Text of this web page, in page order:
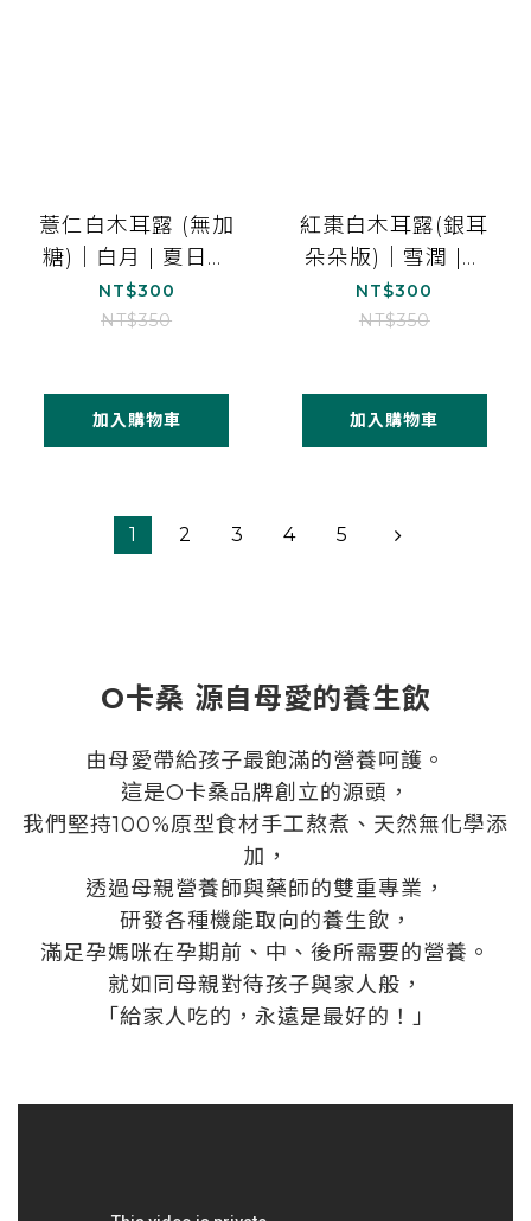
薏仁白木耳露 (無加
糖)｜白月 | 夏日美
顏｜1000ml*1
NT$300
NT$350
加入購物車
紅棗白木耳露(銀耳
朵朵版)｜雪潤 |營
養補給｜1000ml*1
NT$300
NT$350
加入購物車
1 2 3 4 5
O卡桑 源自母愛的養生飲
由母愛帶給孩子最飽滿的營養呵護。
這是O卡桑品牌創立的源頭，
我們堅持100%原型食材手工熬煮、天然無化學添
加，
透過母親營養師與藥師的雙重專業，
研發各種機能取向的養生飲，
滿足孕媽咪在孕期前、中、後所需要的營養。
就如同母親對待孩子與家人般，
「給家人吃的，永遠是最好的！」